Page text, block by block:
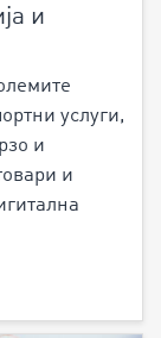
и
услуги,
и
и